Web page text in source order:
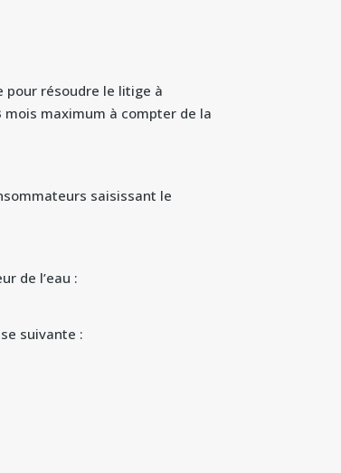
résoudre le litige à
mois maximum à compter de la
saisissant le
de l’eau :
suivante :